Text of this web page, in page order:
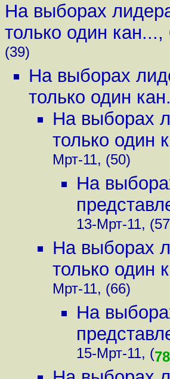
На выборах
только один кан...,
(39)
На выборах
только один
На выборах
только один
Мрт-11, (50)
На
13-Мрт-11,
На выборах
только один
Мрт-11, (66)
На
15-Мрт-11, (78